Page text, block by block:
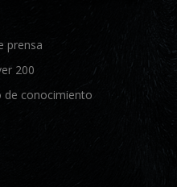
prensa
200
de conocimiento